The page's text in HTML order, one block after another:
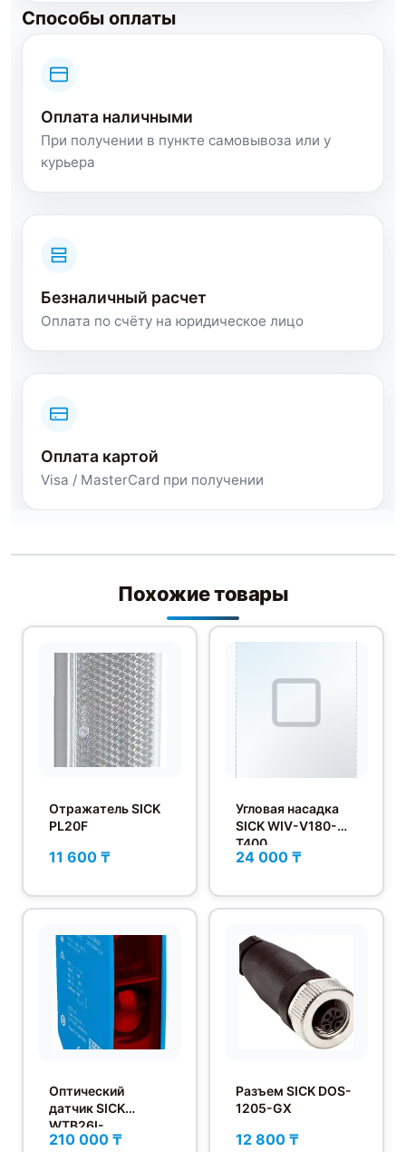
Способы оплаты
Оплата наличными
При получении в пункте самовывоза или у
курьера
Безналичный расчет
Оплата по счёту на юридическое лицо
Оплата картой
Visa / MasterCard при получении
Похожие товары
Отражатель SICK
PL20F
11 600 ₸
Угловая насадка
SICK WIV-V180-
T400
24 000 ₸
Оптический
датчик SICK
WTB26I-
24161120A00
210 000 ₸
Разъем SICK DOS-
1205-GX
12 800 ₸